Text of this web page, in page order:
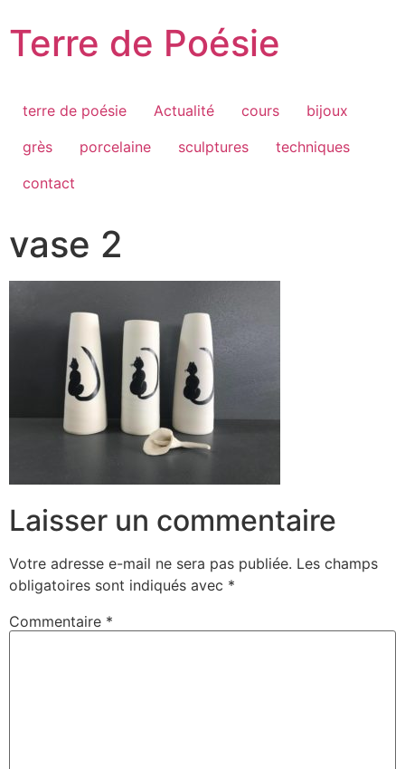
au
contenu
Terre de Poésie
terre de poésie Actualité cours
bijoux
grès
porcelaine sculptures
techniques
contact
vase 2
Laisser un commentaire
Votre adresse e-mail ne sera pas publiée. Les champs
obligatoires sont indiqués avec *
Commentaire *